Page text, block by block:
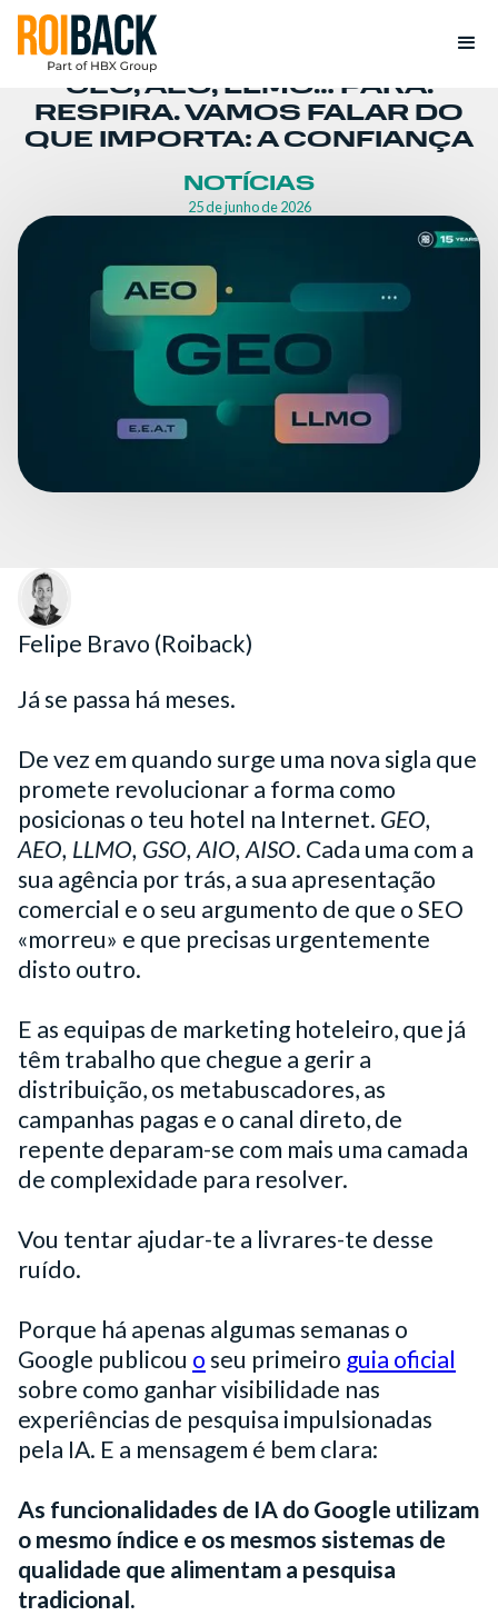
GEO, AEO, LLMO… PÁRA.
RESPIRA. VAMOS FALAR DO
QUE IMPORTA: A CONFIANÇA
NOTÍCIAS
25 de junho de 2026
Felipe Bravo (Roiback)
Já se passa há meses.
De vez em quando surge uma nova sigla que
promete revolucionar a forma como
posicionas o teu hotel na Internet. GEO,
AEO, LLMO, GSO, AIO, AISO. Cada uma com a
sua agência por trás, a sua apresentação
comercial e o seu argumento de que o SEO
«morreu» e que precisas urgentemente
disto outro.
E as equipas de marketing hoteleiro, que já
têm trabalho que chegue a gerir a
distribuição, os metabuscadores, as
campanhas pagas e o canal direto, de
repente deparam-se com mais uma camada
de complexidade para resolver.
Vou tentar ajudar-te a livrares-te desse
ruído.
Porque há apenas algumas semanas o
Google publicou oseu primeiro guia oficial
sobre como ganhar visibilidade nas
experiências de pesquisa impulsionadas
pela IA. E a mensagem é bem clara:
As funcionalidades de IA do Google utilizam
o mesmo índice e os mesmos sistemas de
qualidade que alimentam a pesquisa
tradicional.